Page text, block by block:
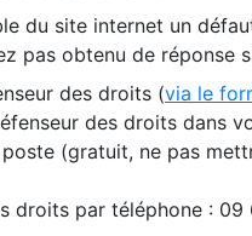
du site internet un
pas obtenu de réponse
des droits (via le
des droits dans
(gratuit, ne pas
droits par téléphone :